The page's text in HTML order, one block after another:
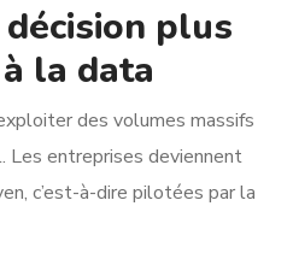
plus
la data
des volumes massifs
Les entreprises deviennent
c’est-à-dire pilotées par la